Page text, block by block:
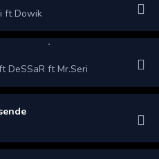
ft Dowik
DeSSaR ft Mr.Seri